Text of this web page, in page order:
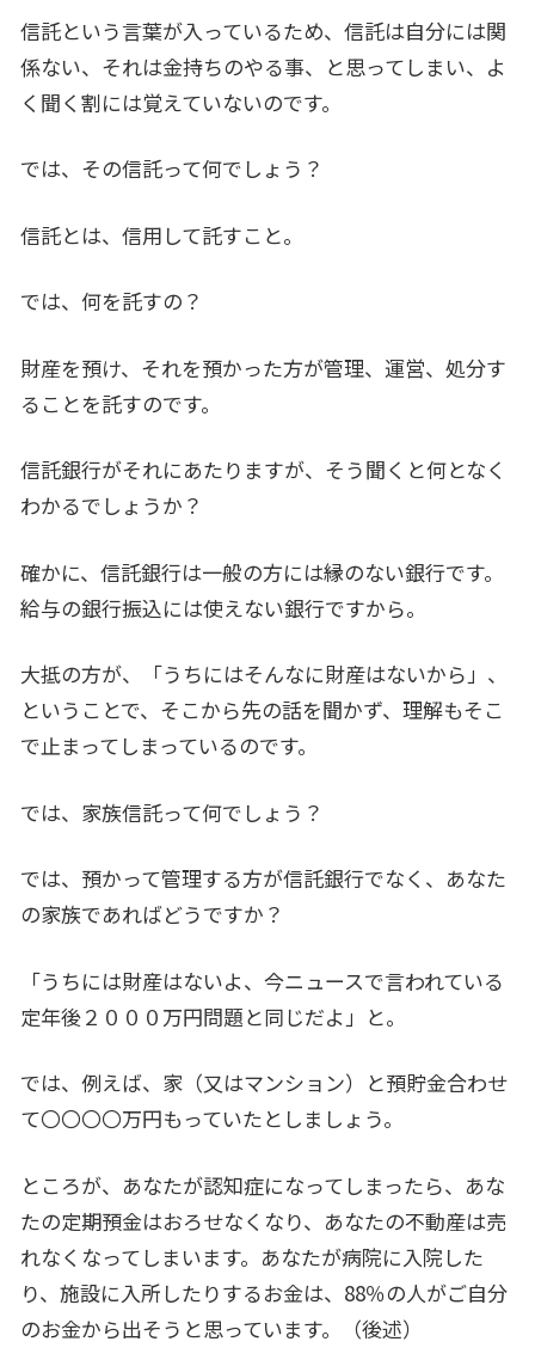
信託という言葉が入っているため、信託は自分には関
係ない、それは金持ちのやる事、と思ってしまい、よ
く聞く割には覚えていないのです。
では、その信託って何でしょう？
信託とは、信用して託すこと。
では、何を託すの？
財産を預け、それを預かった方が管理、運営、処分す
ることを託すのです。
信託銀行がそれにあたりますが、そう聞くと何となく
わかるでしょうか？
確かに、信託銀行は一般の方には縁のない銀行です。
給与の銀行振込には使えない銀行ですから。
大抵の方が、「うちにはそんなに財産はないから」、
ということで、そこから先の話を聞かず、理解もそこ
で止まってしまっているのです。
では、家族信託って何でしょう？
では、預かって管理する方が信託銀行でなく、あなた
の家族であればどうですか？
「うちには財産はないよ、今ニュースで言われている
定年後２０００万円問題と同じだよ」と。
では、例えば、家（又はマンション）と預貯金合わせ
て〇〇〇〇万円もっていたとしましょう。
ところが、あなたが認知症になってしまったら、あな
たの定期預金はおろせなくなり、あなたの不動産は売
れなくなってしまいます。あなたが病院に入院した
り、施設に入所したりするお金は、88％の人がご自分
のお金から出そうと思っています。（後述）